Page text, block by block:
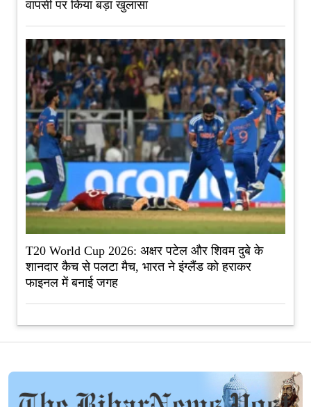
वापसी पर किया बड़ा खुलासा
T20 World Cup 2026: अक्षर पटेल और शिवम दुबे के
शानदार कैच से पलटा मैच, भारत ने इंग्लैंड को हराकर
फाइनल में बनाई जगह